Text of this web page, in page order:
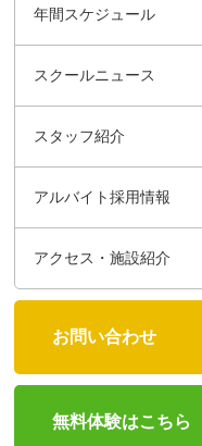
年間スケジュール
スクールニュース
スタッフ紹介
アルバイト採用情報
アクセス・施設紹介
お問い合わせ
無料体験はこちら